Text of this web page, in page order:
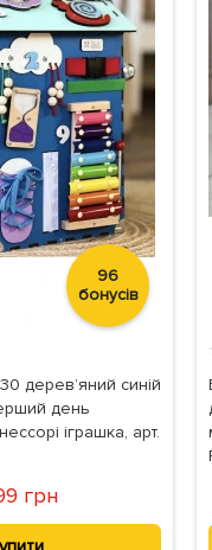
96
бонусів
дерев’яний синій
день
іграшка, арт.
грн